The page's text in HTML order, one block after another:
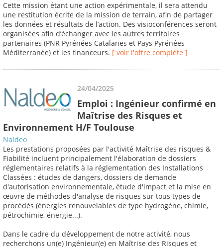
Cette mission étant une action expérimentale, il sera attendu
une restitution écrite de la mission de terrain, afin de partager
les données et résultats de l’action. Des visioconférences seront
organisées afin d’échanger avec les autres territoires
partenaires (PNR Pyrénées Catalanes et Pays Pyrénées
Méditerranée) et les financeurs. [ voir l'offre complète ]
24/04/2025
Emploi : Ingénieur confirmé en
Maîtrise des Risques et
Environnement H/F Toulouse
Naldeo
Les prestations proposées par l'activité Maîtrise des risques &
Fiabilité incluent principalement l'élaboration de dossiers
réglementaires relatifs à la réglementation des Installations
Classées : études de dangers, dossiers de demande
d'autorisation environnementale, étude d'impact et la mise en
œuvre de méthodes d'analyse de risques sur tous types de
procédés (énergies renouvelables de type hydrogène, chimie,
pétrochimie, énergie...).
Dans le cadre du développement de notre activité, nous
recherchons un(e) Ingénieur(e) en Maîtrise des Risques et